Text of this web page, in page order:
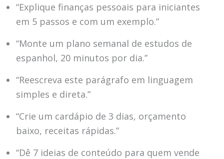
“Explique finanças pessoais para iniciantes
em 5 passos e com um exemplo.”
“Monte um plano semanal de estudos de
espanhol, 20 minutos por dia.”
“Reescreva este parágrafo em linguagem
simples e direta.”
“Crie um cardápio de 3 dias, orçamento
baixo, receitas rápidas.”
“Dê 7 ideias de conteúdo para quem vende